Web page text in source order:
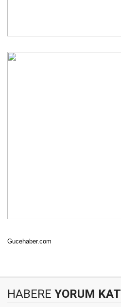
Gucehaber.com
HABERE YORUM KAT